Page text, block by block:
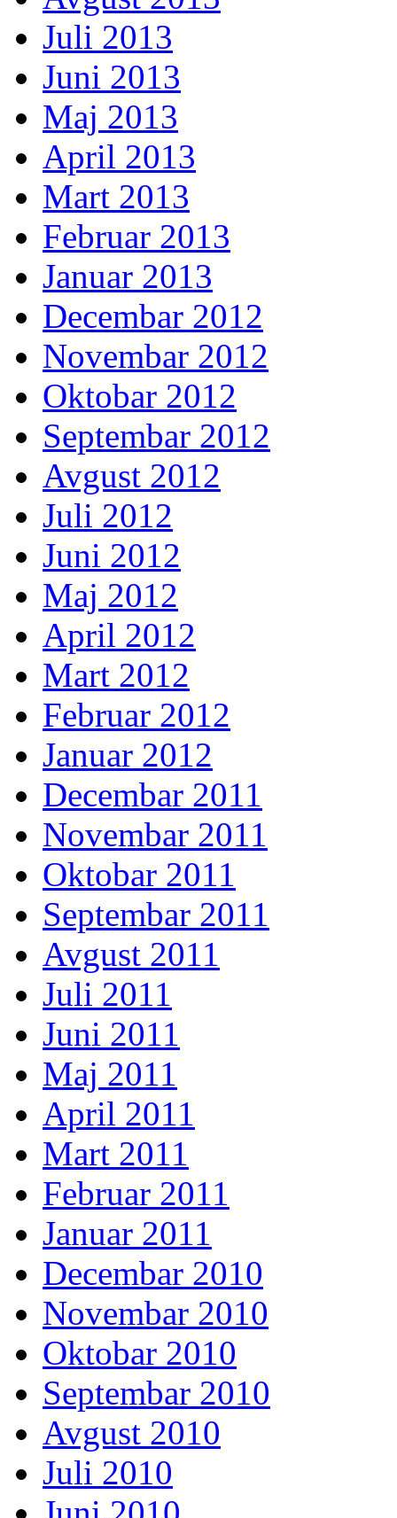
Juli 2013
Juni 2013
Maj 2013
April 2013
Mart 2013
Februar 2013
Januar 2013
Decembar 2012
Novembar 2012
Oktobar 2012
Septembar 2012
Avgust 2012
Juli 2012
Juni 2012
Maj 2012
April 2012
Mart 2012
Februar 2012
Januar 2012
Decembar 2011
Novembar 2011
Oktobar 2011
Septembar 2011
Avgust 2011
Juli 2011
Juni 2011
Maj 2011
April 2011
Mart 2011
Februar 2011
Januar 2011
Decembar 2010
Novembar 2010
Oktobar 2010
Septembar 2010
Avgust 2010
Juli 2010